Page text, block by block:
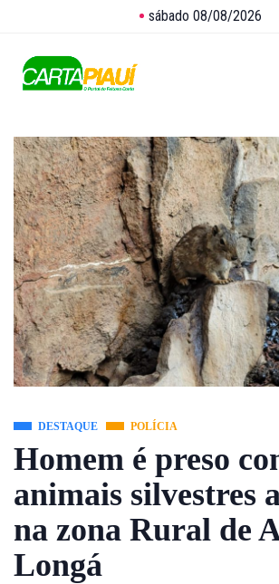
sábado 08/08/2026
DESTAQUE POLÍCIA
Homem é preso
animais silvestres
na zona Rural de
Longá